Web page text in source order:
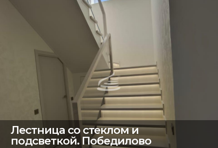
Лестница со стеклом и
подсветкой. Победилово